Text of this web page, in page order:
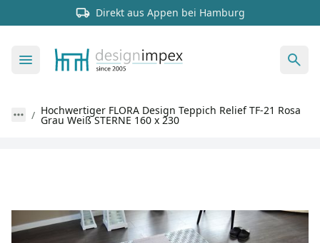
Direkt aus Appen bei Hamburg
Hochwertiger FLORA Design Teppich Relief TF-21 Rosa
Grau Weiß STERNE 160 x 230